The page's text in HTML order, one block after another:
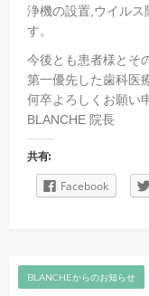
浄機の設置,ウイルス
す。
今後とも患者様とそ
第一優先した歯科医
何卒よろしくお願い
BLANCHE 院長
共有:
Facebook
BLANCHEからのお知らせ